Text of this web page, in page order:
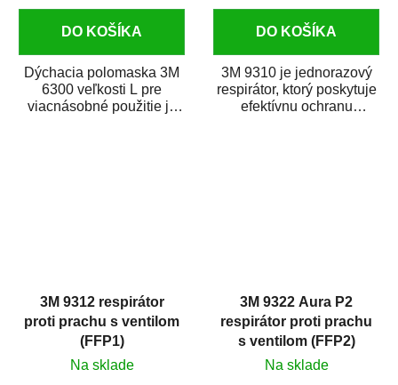
DO KOŠÍKA
Dýchacia polomaska 3M
6300 veľkosti L pre
viacnásobné použitie je
DO KOŠÍKA
3M 9310 je jednorazový
respirátor, ktorý poskytuje
efektívnu ochranu
3M 9312 respirátor
proti prachu s ventilom
(FFP1)
Na sklade
3M 9322 Aura P2
respirátor proti prachu
s ventilom (FFP2)
Na sklade